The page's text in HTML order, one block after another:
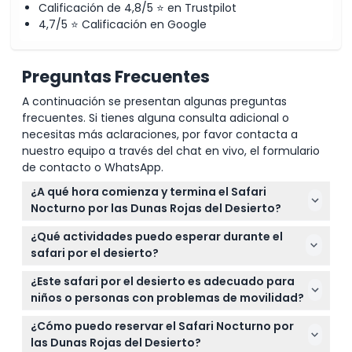
Calificación de 4,8/5 ⭐ en Trustpilot
4,7/5 ⭐ Calificación en Google
Preguntas Frecuentes
A continuación se presentan algunas preguntas
frecuentes. Si tienes alguna consulta adicional o
necesitas más aclaraciones, por favor contacta a
nuestro equipo a través del chat en vivo, el formulario
de contacto o WhatsApp.
¿A qué hora comienza y termina el Safari
Nocturno por las Dunas Rojas del Desierto?
El safari comienza con la recogida en el hotel entre
las 3:30 p.m. y las 4:30 p.m. y finaliza a la mañana
siguiente alrededor de las 8:30 a.m. después del
desayuno (sujeto a cambios; por favor confirme en
el momento de la reserva).
¿Qué actividades puedo esperar durante el
safari por el desierto?
Disfrutarás de conducción por dunas, sandboard,
paseos en camello, pintura de henna para mujeres,
vestimenta tradicional árabe, fotografía con
halcones, shisha, espectáculos en vivo y una cena
buffet con barbacoa.
¿Este safari por el desierto es adecuado para
niños o personas con problemas de movilidad?
Este safari es generalmente apto para familias,
pero algunas actividades como la conducción por
¿Cómo puedo reservar el Safari Nocturno por
las Dunas Rojas del Desierto?